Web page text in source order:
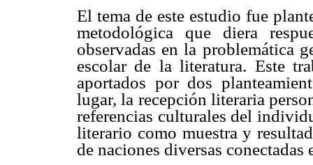
El tema de este estudio fue
metodológica que diera
observadas en la problemática
escolar de la literatura. Este
aportados por dos
lugar, la recepción literaria
referencias culturales del
literario como muestra y
de naciones diversas conectadas